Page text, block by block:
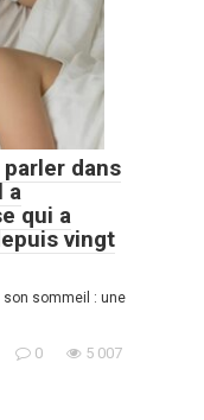
dans
a
qui a
vingt
son sommeil : une
0 5 007